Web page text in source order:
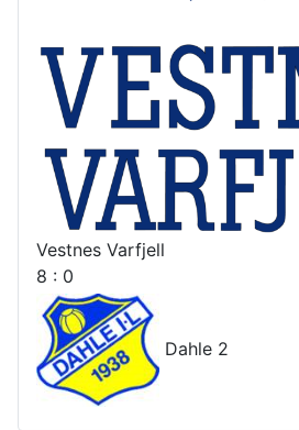
Vestnes Varfjell
8 : 0
Dahle 2